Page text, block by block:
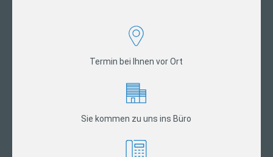
Termin bei Ihnen vor Ort
Sie kommen zu uns ins Büro